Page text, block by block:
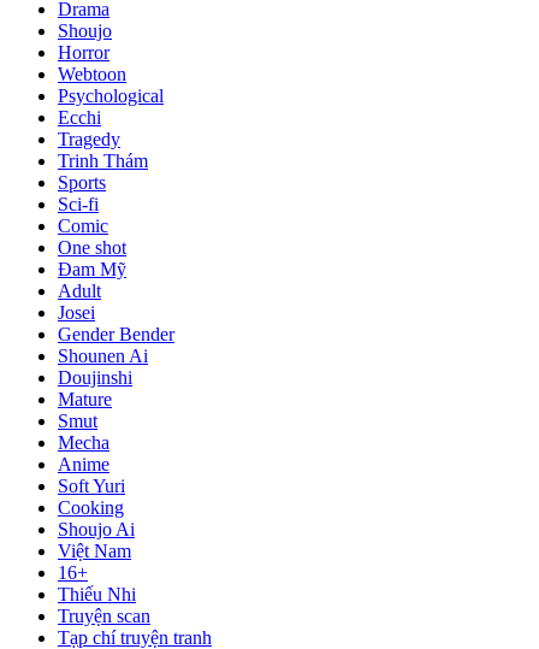
Drama
Shoujo
Horror
Webtoon
Psychological
Ecchi
Tragedy
Trinh Thám
Sports
Sci-fi
Comic
One shot
Đam Mỹ
Adult
Josei
Gender Bender
Shounen Ai
Doujinshi
Mature
Smut
Mecha
Anime
Soft Yuri
Cooking
Shoujo Ai
Việt Nam
16+
Thiếu Nhi
Truyện scan
Tạp chí truyện tranh